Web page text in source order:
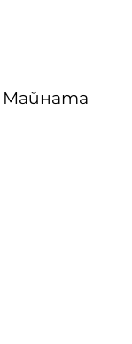
Майната